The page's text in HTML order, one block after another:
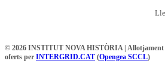
© 2026 INSTITUT NOVA HISTÒRIA | Allotjament
oferts per INTERGRID.CAT (Opengea SCCL)